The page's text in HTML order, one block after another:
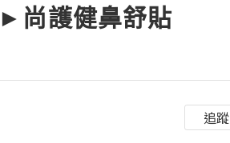
尚護健鼻舒貼
追蹤